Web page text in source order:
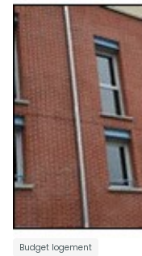
Budget logement